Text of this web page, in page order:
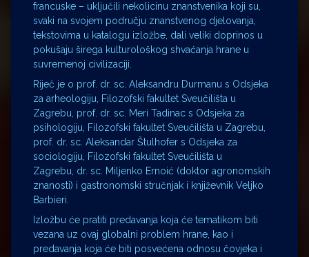
francuske – uključili nekolicinu znanstvenika koji su,
svaki na svojem području znanstvenog djelovanja,
tekstovima u katalogu izložbe, dali veliki doprinos u
pokušaju širega kulturološkog shvaćanja hrane u
suvremenoj civilizaciji.
Riječ je o prof. dr. sc. Aleksandru Durmanu s Odsjeka
za arheologiju, Filozofski fakultet Sveučilišta u
Zagrebu, prof. dr. sc. Meri Tadinac s Odsjeka za
psihologiju, Filozofski fakultet Sveučilišta u Zagrebu,
prof. dr. sc. Aleksandar Štulhofer s Odsjeka za
sociologiju, Filozofski fakultet Sveučilišta u
Zagrebu, dr. sc. Miljenko Ernoić (doktor agronomskih
znanosti) i gastronomski stručnjak i književnik Veljko
Barbieri.
Izložbu će pratiti predavanja koja će tematikom biti
vezana uz ovaj globalni problem hrane, kao i
predavanja koja će biti posvećena odnosu čovjeka i